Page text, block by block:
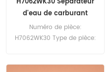
d'eau de carburant
VOE20853583 20853583
pour FE240
Numéro de pièce:
H7062WK30 Type de pièce: